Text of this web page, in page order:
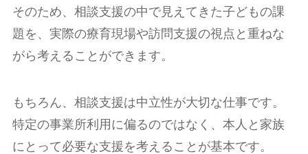
そのため、相談支援の中で見えてきた子どもの課
題を、実際の療育現場や訪問支援の視点と重ねな
がら考えることができます。
もちろん、相談支援は中立性が大切な仕事です。
特定の事業所利用に偏るのではなく、本人と家族
にとって必要な支援を考えることが基本です。